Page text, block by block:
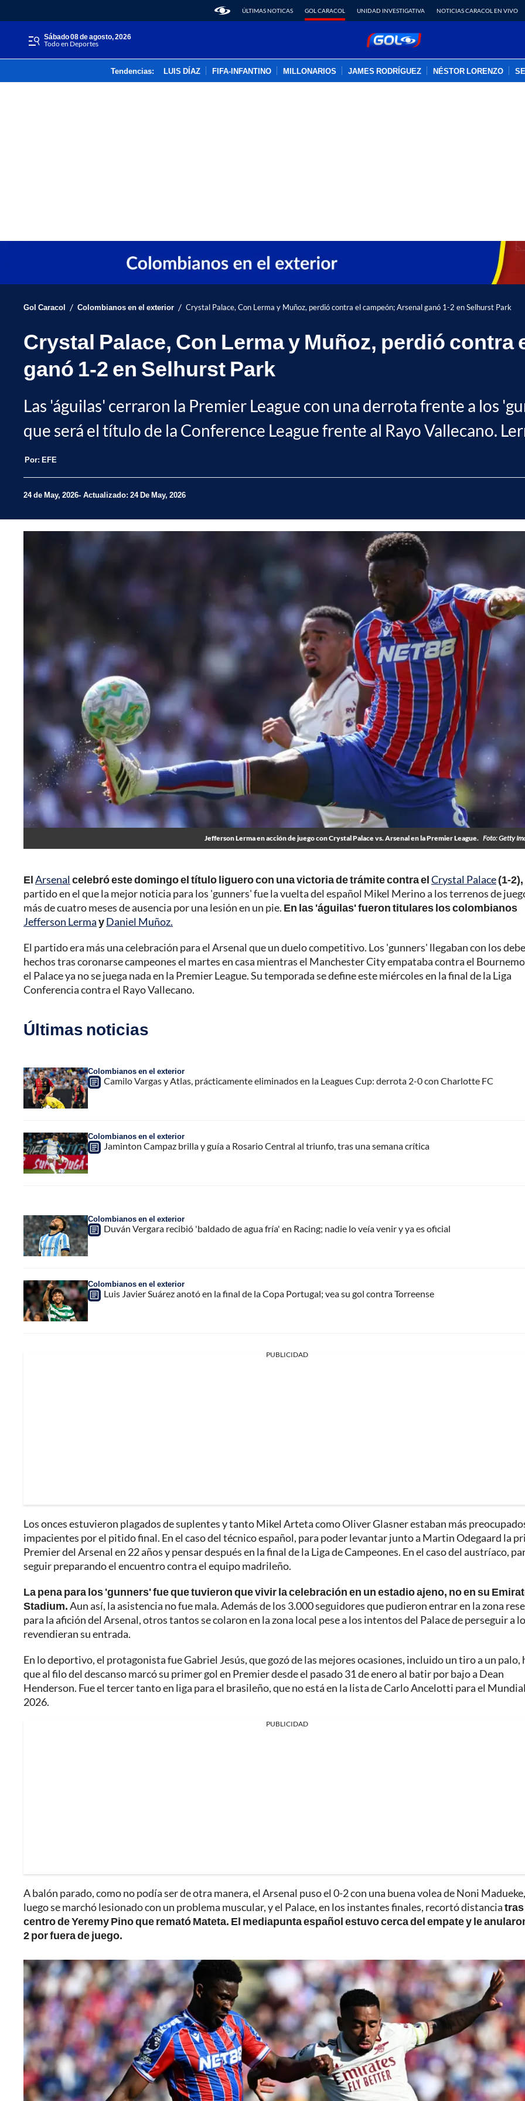
ÚLTIMAS NOTICAS GOL CARACOL UNIDAD INVESTIGATIVA NOTICIAS CARACOL EN VIVO
sábado 08 de agosto, 2026
Todo en Deportes
Tendencias: LUIS DÍAZ FIFA-INFANTINO MILLONARIOS JAMES RODRÍGUEZ NÉSTOR LORENZO
Gol Caracol / Colombianos en el exterior / Crystal Palace, Con Lerma y Muñoz, perdió contra el campeón; Arsenal ganó 1-2 en Selhurst Park
Crystal Palace, Con Lerma y Muñoz, perdió contra
ganó 1-2 en Selhurst Park
Las 'águilas' cerraron la Premier League con una derrota frente a los
que será el título de la Conference League frente al Rayo Vallecano.
Por: EFE
24 de May, 2026 Actualizado: 24 De May, 2026
Jefferson Lerma en acción de juego con Crystal Palace vs. Arsenal en la Premier League. Foto: Getty
ElArsenalcelebró este domingo el título liguero con una victoria de trámite contra elCrystal Palace(1-2),
partido en el que la mejor noticia para los 'gunners' fue la vuelta del español Mikel Merino a los terrenos de
más de cuatro meses de ausencia por una lesión en un pie. En las 'águilas' fueron titulares los colombianos
Jefferson LermayDaniel Muñoz.
El partido era más una celebración para el Arsenal que un duelo competitivo. Los 'gunners' llegaban con los
hechos tras coronarse campeones el martes en casa mientras el Manchester City empataba contra el
el Palace ya no se juega nada en la Premier League. Su temporada se define este miércoles en la final de la Liga
Conferencia contra el Rayo Vallecano.
Últimas noticias
Colombianos en el exterior
Camilo Vargas y Atlas, prácticamente eliminados en la Leagues Cup: derrota 2-0 con Charlotte FC
Colombianos en el exterior
Jaminton Campaz brilla y guía a Rosario Central al triunfo, tras una semana crítica
Colombianos en el exterior
Duván Vergara recibió 'baldado de agua fría' en Racing; nadie lo veía venir y ya es oficial
Colombianos en el exterior
Luis Javier Suárez anotó en la final de la Copa Portugal; vea su gol contra Torreense
PUBLICIDAD
Los onces estuvieron plagados de suplentes y tanto Mikel Arteta como Oliver Glasner estaban más
impacientes por el pitido final. En el caso del técnico español, para poder levantar junto a Martin Odegaard la
Premier del Arsenal en 22 años y pensar después en la final de la Liga de Campeones. En el caso del austríaco,
seguir preparando el encuentro contra el equipo madrileño.
La pena para los 'gunners' fue que tuvieron que vivir la celebración en un estadio ajeno, no en su
Stadium.Aun así, la asistencia no fue mala. Además de los 3.000 seguidores que pudieron entrar en la zona
para la afición del Arsenal, otros tantos se colaron en la zona local pese a los intentos del Palace de perseguir a
revendieran su entrada.
En lo deportivo, el protagonista fue Gabriel Jesús, que gozó de las mejores ocasiones, incluido un tiro a un palo,
que al filo del descanso marcó su primer gol en Premier desde el pasado 31 de enero al batir por bajo a Dean
Henderson. Fue el tercer tanto en liga para el brasileño, que no está en la lista de Carlo Ancelotti para el Mundial
2026.
PUBLICIDAD
A balón parado, como no podía ser de otra manera, el Arsenal puso el 0-2 con una buena volea de Noni
luego se marchó lesionado con un problema muscular, y el Palace, en los instantes finales, recortó distancia
centro de Yeremy Pino que remató Mateta. El mediapunta español estuvo cerca del empate y le
2 por fuera de juego.